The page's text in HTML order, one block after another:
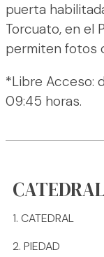
puerta
Torcuato, en el
permiten fotos
*Libre Acceso:
09:45 horas.
CATEDRAL
PIEDAD